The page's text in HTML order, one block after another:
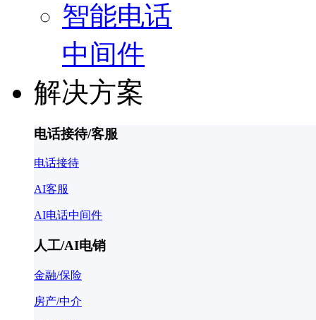
智能电话
中间件
解决方案
电话接待/客服
电话接待
AI客服
AI电话中间件
人工/AI电销
金融/保险
房产/中介